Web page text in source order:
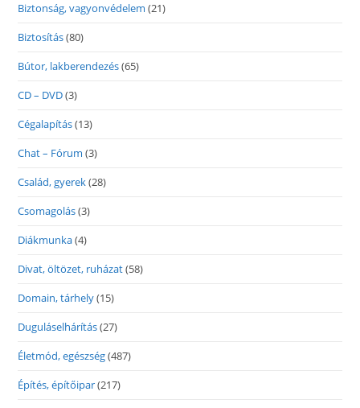
Biztonság, vagyonvédelem (21)
Biztosítás(80)
Bútor, lakberendezés(65)
CD – DVD(3)
Cégalapítás(13)
Chat – Fórum (3)
Család, gyerek(28)
Csomagolás(3)
Diákmunka(4)
Divat, öltözet, ruházat(58)
Domain, tárhely(15)
Duguláselhárítás(27)
Életmód, egészség(487)
Építés, építőipar(217)